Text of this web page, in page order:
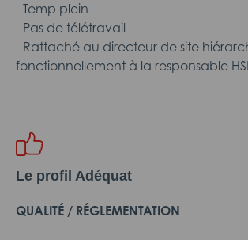
- Temp plein
- Pas de télétravail
- Rattaché au directeur de site
fonctionnellement à la responsable
Le profil Adéquat
QUALITÉ / RÉGLEMENTATION